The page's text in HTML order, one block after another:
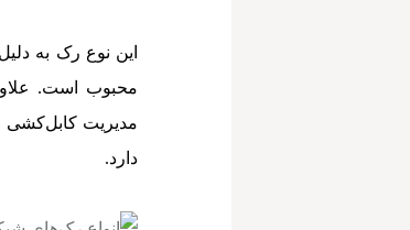
این نوع رک به
محبوب است.
مدیریت کابل‌کشی
دارد.